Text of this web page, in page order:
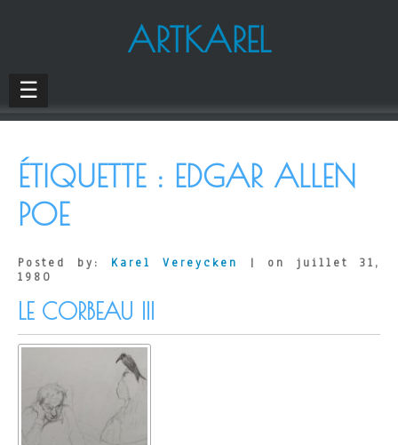
ARTKAREL
☰
ÉTIQUETTE : EDGAR ALLEN
POE
Posted by: Karel Vereycken
| on juillet 31,
1980
LE CORBEAU III